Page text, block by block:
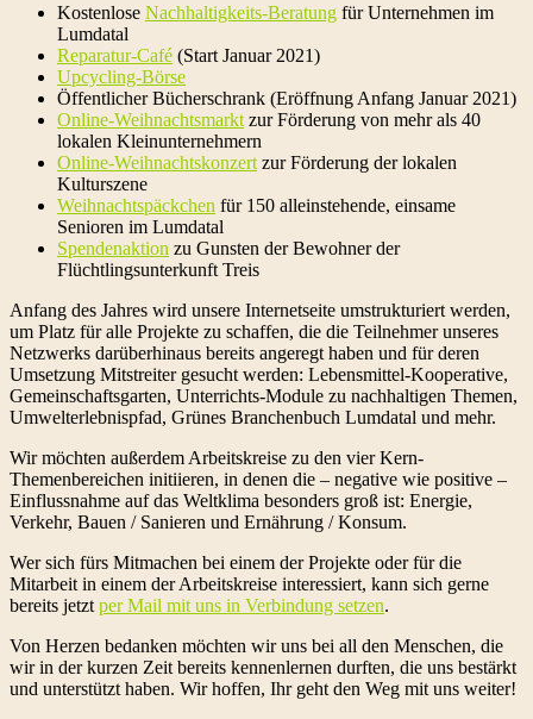
Kostenlose Nachhaltigkeits-Beratung für Unternehmen im
Lumdatal
Reparatur-Café (Start Januar 2021)
Upcycling-Börse
Öffentlicher Bücherschrank (Eröffnung Anfang Januar 2021)
Online-Weihnachtsmarkt zur Förderung von mehr als 40
lokalen Kleinunternehmern
Online-Weihnachtskonzert zur Förderung der lokalen
Kulturszene
Weihnachtspäckchen für 150 alleinstehende, einsame
Senioren im Lumdatal
Spendenaktion zu Gunsten der Bewohner der
Flüchtlingsunterkunft Treis
Anfang des Jahres wird unsere Internetseite umstrukturiert werden,
um Platz für alle Projekte zu schaffen, die die Teilnehmer unseres
Netzwerks darüberhinaus bereits angeregt haben und für deren
Umsetzung Mitstreiter gesucht werden: Lebensmittel-Kooperative,
Gemeinschaftsgarten, Unterrichts-Module zu nachhaltigen Themen,
Umwelterlebnispfad, Grünes Branchenbuch Lumdatal und mehr.
Wir möchten außerdem Arbeitskreise zu den vier Kern-
Themenbereichen initiieren, in denen die – negative wie positive –
Einflussnahme auf das Weltklima besonders groß ist: Energie,
Verkehr, Bauen / Sanieren und Ernährung / Konsum.
Wer sich fürs Mitmachen bei einem der Projekte oder für die
Mitarbeit in einem der Arbeitskreise interessiert, kann sich gerne
bereits jetzt per Mail mit uns in Verbindung setzen.
Von Herzen bedanken möchten wir uns bei all den Menschen, die
wir in der kurzen Zeit bereits kennenlernen durften, die uns bestärkt
und unterstützt haben. Wir hoffen, Ihr geht den Weg mit uns weiter!